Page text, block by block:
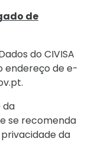
de
do CIVISA
endereço de e-
da
se recomenda
da